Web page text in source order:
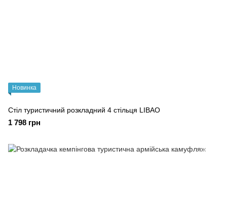
Новинка
Стіл туристичний розкладний 4 стільця LIBAO
1 798 грн